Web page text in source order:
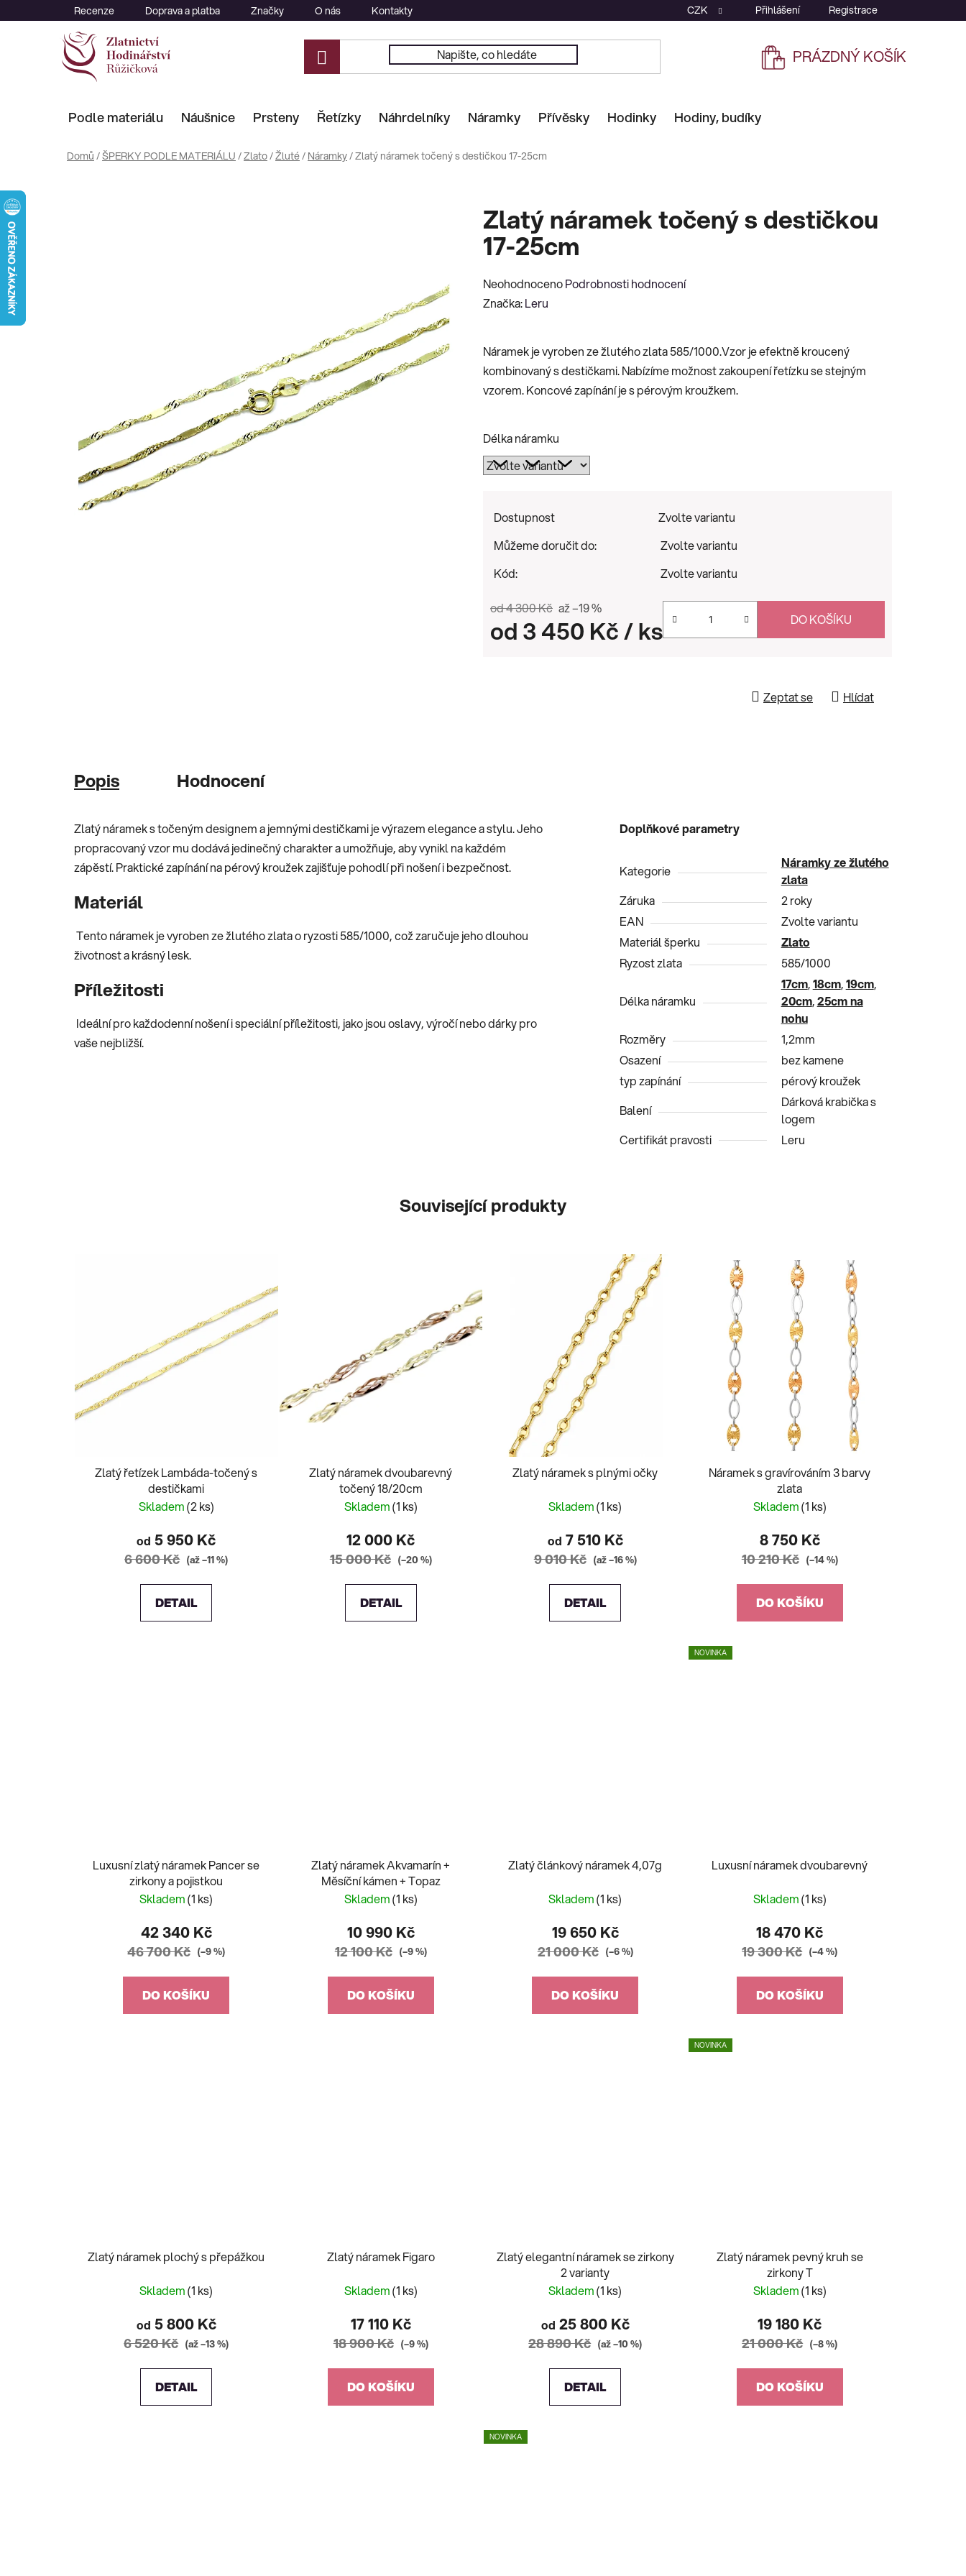
na
Recenze Doprava a platba Značky O nás Kontakty CZK Přihlášení Registrace
NÁKUPNÍ
PRÁZDNÝ KOŠÍK
Podle materiálu Náušnice Prsteny Řetízky Náhrdelníky Náramky Přívěsky Hodinky Hodiny, budíky
Domů /ŠPERKY PODLE MATERIÁLU /Zlato/Žluté/ Náramky/Zlatý náramek točený s destičkou 17-25cm
Zlatý náramek točený s destičkou
17-25cm
Průměrné
hodnocení
0,0
z
5
NeohodnocenoPodrobnosti hodnocení
Značka:Leru
Náramek je vyroben ze žlutého zlata 585/1000.Vzor je efektně kroucený
kombinovaný s destičkami. Nabízíme možnost zakoupení řetízku se stejným
vzorem. Koncové zapínání je s pérovým kroužkem.
Délka náramku
Dostupnost
Zvolte variantu
Můžeme doručit do:
Zvolte variantu
Kód:
Zvolte variantu
od 4 300 Kč až –19 %
od3 450 Kč/ ks DO KOŠÍKU
Zeptat se Hlídat
Popis Hodnocení
Zlatý náramek s točeným designem a jemnými destičkami je výrazem elegance a stylu. Jeho
propracovaný vzor mu dodává jedinečný charakter a umožňuje, aby vynikl na každém
zápěstí. Praktické zapínání na pérový kroužek zajišťuje pohodlí při nošení i bezpečnost.
Materiál
Tento náramek je vyroben ze žlutého zlata o ryzosti 585/1000, což zaručuje jeho dlouhou
životnost a krásný lesk.
Příležitosti
Ideální pro každodenní nošení i speciální příležitosti, jako jsou oslavy, výročí nebo dárky pro
vaše nejbližší.
Doplňkové parametry
Kategorie
Náramky ze žlutého
zlata
Záruka
2 roky
EAN
Zvolte variantu
Materiál šperku
Zlato
Ryzost zlata
585/1000
Délka náramku
17cm,18cm,19cm,
20cm,25cm na
nohu
Rozměry
1,2mm
Osazení
bez kamene
typ zapínání
pérový kroužek
Balení
Dárková krabička s
logem
Certifikát pravosti
Leru
Související produkty
Zlatý řetízek Lambáda-točený s
destičkami
Skladem(2 ks)
od 5 950 Kč
6 600 Kč (až –11 %)
DETAIL
Zlatý náramek dvoubarevný
točený 18/20cm
Skladem(1 ks)
12 000 Kč
15 000 Kč (–20 %)
DETAIL
Zlatý náramek s plnými očky
Skladem(1 ks)
od 7 510 Kč
9 010 Kč (až –16 %)
DETAIL
Náramek s gravírováním 3 barvy
zlata
Skladem(1 ks)
8 750 Kč
10 210 Kč (–14 %)
DO KOŠÍKU
Luxusní zlatý náramek Pancer se
zirkony a pojistkou
Skladem(1 ks)
42 340 Kč
46 700 Kč (–9 %)
DO KOŠÍKU
Zlatý náramek Akvamarín +
Měsíční kámen + Topaz
Skladem(1 ks)
10 990 Kč
12 100 Kč (–9 %)
DO KOŠÍKU
Zlatý článkový náramek 4,07g
Skladem(1 ks)
19 650 Kč
21 000 Kč (–6 %)
DO KOŠÍKU
NOVINKA
Luxusní náramek dvoubarevný
Skladem(1 ks)
18 470 Kč
19 300 Kč (–4 %)
DO KOŠÍKU
Zlatý náramek plochý s přepážkou
Skladem(1 ks)
od 5 800 Kč
6 520 Kč (až –13 %)
DETAIL
Zlatý náramek Figaro
Skladem(1 ks)
17 110 Kč
18 900 Kč (–9 %)
DO KOŠÍKU
Zlatý elegantní náramek se zirkony
2 varianty
Skladem(1 ks)
od 25 800 Kč
28 890 Kč (až –10 %)
DETAIL
NOVINKA
Zlatý náramek pevný kruh se
zirkony T
Skladem(1 ks)
19 180 Kč
21 000 Kč (–8 %)
DO KOŠÍKU
NOVINKA